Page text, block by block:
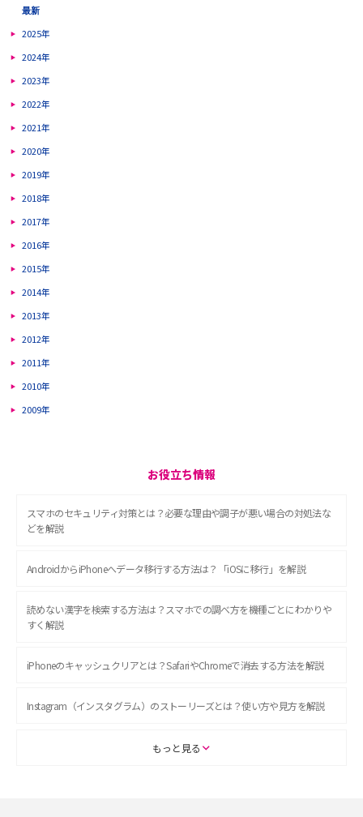
最新
2025年
2024年
2023年
2022年
2021年
2020年
2019年
2018年
2017年
2016年
2015年
2014年
2013年
2012年
2011年
2010年
2009年
お役立ち情報
スマホのセキュリティ対策とは？必要な理由や調子が悪い場合の対処法な
どを解説
AndroidからiPhoneへデータ移行する方法は？「iOSに移行」を解説
読めない漢字を検索する方法は？スマホでの調べ方を機種ごとにわかりや
すく解説
iPhoneのキャッシュクリアとは？SafariやChromeで消去する方法を解説
Instagram（インスタグラム）のストーリーズとは？使い方や見方を解説
ASMRとは？初心者向けの代表ジャンルや楽しみ方を解説
もっと見る